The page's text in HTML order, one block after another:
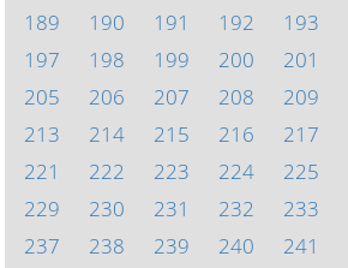
189
190 191 192 193
197
198 199 200 201
205
206 207 208 209
213
214 215 216 217
221
222 223 224 225
229
230 231 232 233
237
238 239 240 241